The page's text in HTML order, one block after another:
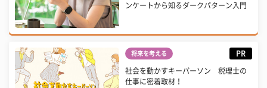
ンケートから知るダークパターン入門
将来を考える PR
社会を動かすキーパーソン 税理士の
仕事に密着取材！